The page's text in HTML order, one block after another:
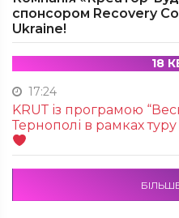
спонсором Recovery
Ukraine!
18
17:24
KRUТ із програмою
Тернополі в рамках